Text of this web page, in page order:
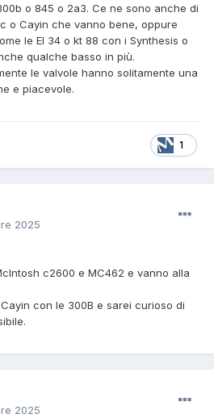
o 845 o 2a3. Ce ne sono anche di
o Cayin che vanno bene, oppure
le El 34 o kt 88 con i Synthesis o
qualche basso in più.
le valvole hanno solitamente una
e piacevole.
1
2025
c2600 e MC462 e vanno alla
con le 300B e sarei curioso di
2025